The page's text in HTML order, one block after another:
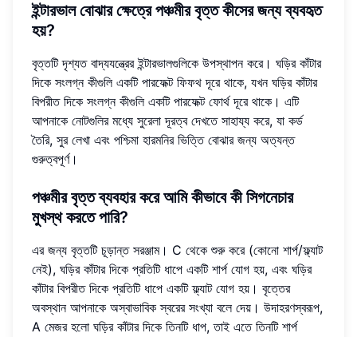
ইন্টারভাল বোঝার ক্ষেত্রে পঞ্চমীর বৃত্ত কীসের জন্য ব্যবহৃত
হয়?
বৃত্তটি দৃশ্যত বাদ্যযন্ত্রের ইন্টারভালগুলিকে উপস্থাপন করে। ঘড়ির কাঁটার
দিকে সংলগ্ন কীগুলি একটি পারফেক্ট ফিফথ দূরে থাকে, যখন ঘড়ির কাঁটার
বিপরীত দিকে সংলগ্ন কীগুলি একটি পারফেক্ট ফোর্থ দূরে থাকে। এটি
আপনাকে নোটগুলির মধ্যে সুরেলা দূরত্ব দেখতে সাহায্য করে, যা কর্ড
তৈরি, সুর লেখা এবং পশ্চিমা হারমনির ভিত্তি বোঝার জন্য অত্যন্ত
গুরুত্বপূর্ণ।
পঞ্চমীর বৃত্ত ব্যবহার করে আমি কীভাবে কী সিগনেচার
মুখস্থ করতে পারি?
এর জন্য বৃত্তটি চূড়ান্ত সরঞ্জাম। C থেকে শুরু করে (কোনো শার্প/ফ্ল্যাট
নেই), ঘড়ির কাঁটার দিকে প্রতিটি ধাপে একটি শার্প যোগ হয়, এবং ঘড়ির
কাঁটার বিপরীত দিকে প্রতিটি ধাপে একটি ফ্ল্যাট যোগ হয়। বৃত্তের
অবস্থান আপনাকে অস্বাভাবিক স্বরের সংখ্যা বলে দেয়। উদাহরণস্বরূপ,
A মেজর হলো ঘড়ির কাঁটার দিকে তিনটি ধাপ, তাই এতে তিনটি শার্প